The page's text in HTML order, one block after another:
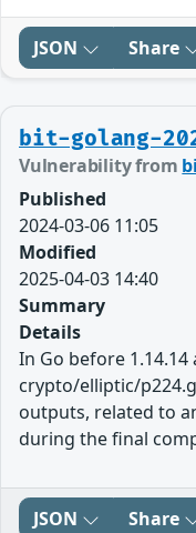
JSON Share
bit-golang-
Vulnerability from
Published
2024-03-06 11:05
Modified
2025-04-03 14:40
Summary
Details
In Go before 1.14.14
crypto/elliptic/
outputs, related to
during the final
JSON Share